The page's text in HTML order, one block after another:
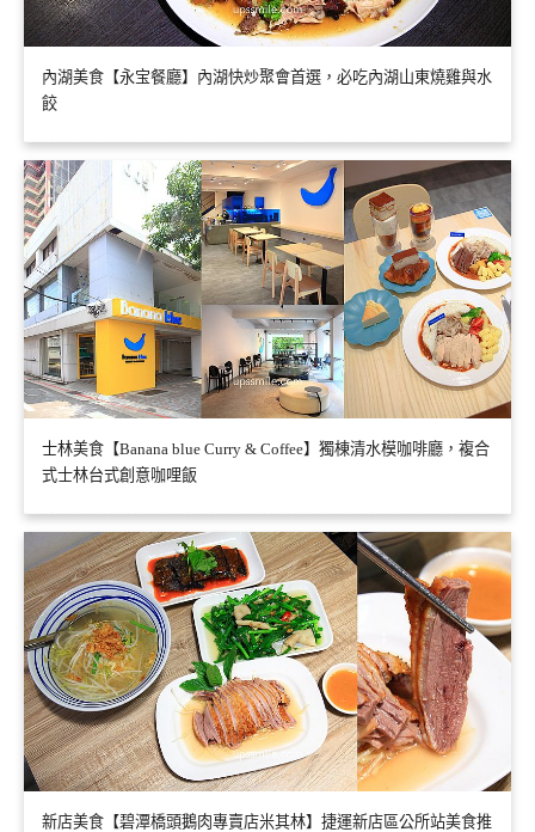
內湖美食【永宝餐廳】內湖快炒聚會首選，必吃內湖山東燒雞與水
餃
士林美食【Banana blue Curry & Coffee】獨棟清水模咖啡廳，複合
式士林台式創意咖哩飯
新店美食【碧潭橋頭鵝肉專賣店米其林】捷運新店區公所站美食推